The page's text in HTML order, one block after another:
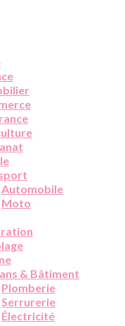
Automobile
Moto
& Bâtiment
Plomberie
Serrurerie
Électricité